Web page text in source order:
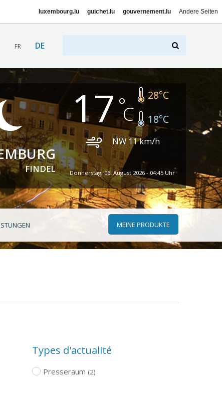
luxembourg.lu guichet.lu gouvernement.lu Andere Seiten
FR DE
FINDEL
17 28°C
18°C
NW 11km/h
Donnerstag, 06. August 2026 - 04:45 Uhr
MEINE PRODUKTE
Types d'actualité
Presseraum (2)